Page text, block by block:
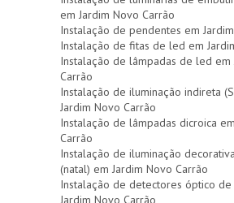
em Jardim Novo Carrão
Instalação de pendentes em
Instalação de fitas de led em
Instalação de lâmpadas de led em
Carrão
Instalação de iluminação indireta
Jardim Novo Carrão
Instalação de lâmpadas dicroica
Carrão
Instalação de iluminação
(natal) em Jardim Novo Carrão
Instalação de detectores óptico de
Jardim Novo Carrão